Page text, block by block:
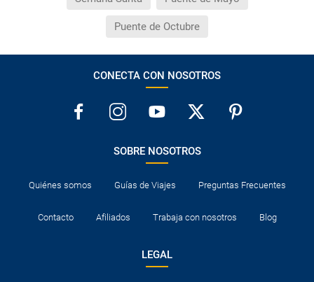
Puente de Octubre
CONECTA CON NOSOTROS
SOBRE NOSOTROS
Quiénes somos Guías de Viajes Preguntas Frecuentes
Contacto Afiliados Trabaja con nosotros Blog
LEGAL